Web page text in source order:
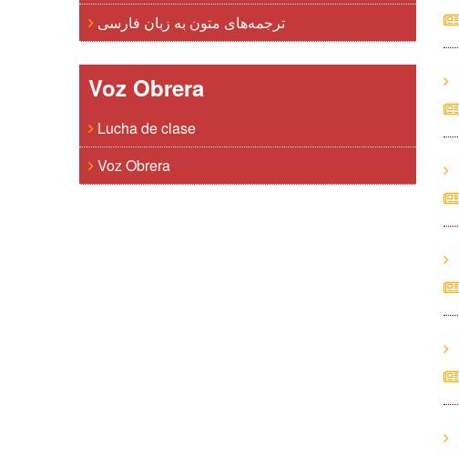
ترجمه‌های متون به زبان فارسی
Voz Obrera
Lucha de clase
Voz Obrera